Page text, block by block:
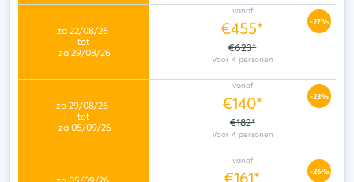
-27%
vanaf
€455*
€623*
-23%
vanaf
€140*
€182*
-26%
vanaf
€161*